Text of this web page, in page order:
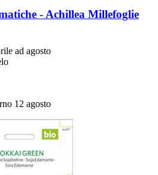
-​ Achillea Millefoglie
ad agosto
12 agosto